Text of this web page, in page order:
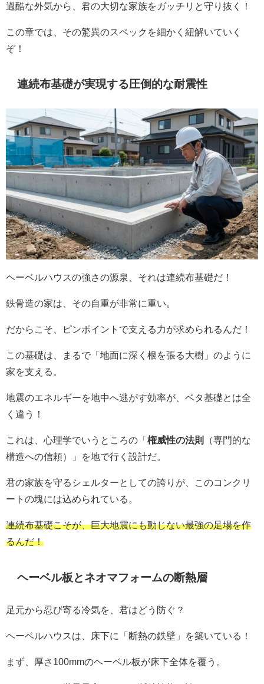
過酷な外気から、君の大切な家族をガッチリと守り抜く！
この章では、その驚異のスペックを細かく紐解いていく
ぞ！
連続布基礎が実現する圧倒的な耐震性
ヘーベルハウスの強さの源泉、それは連続布基礎だ！
鉄骨造の家は、その自重が非常に重い。
だからこそ、ピンポイントで支える力が求められるんだ！
この基礎は、まるで「地面に深く根を張る大樹」のように
家を支える。
地震のエネルギーを地中へ逃がす効率が、ベタ基礎とは全
く違う！
これは、心理学でいうところの「 権威性の法則
（専門的な
構造への信頼）」を地で行く設計だ。
君の家族を守るシェルターとしての誇りが、このコンクリ
ートの塊には込められている。
連続布基礎こそが、巨大地震にも動じない最強の足場を作
るんだ！
ヘーベル板とネオマフォームの断熱層
足元から忍び寄る冷気を、君はどう防ぐ？
ヘーベルハウスは、床下に「断熱の鉄壁」を築いている！
まず、厚さ100mmのヘーベル板が床下全体を覆う。